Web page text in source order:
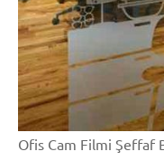
Ofis Cam Filmi Şeffaf